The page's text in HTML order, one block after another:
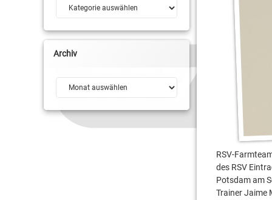
Robert Borchert
Roland Winterstein
RSV Basketball
Sömmeringhalle
Tobias Lange
USV Potsdam
RSV-
des RSV
Potsdam am
Trainer Jaime
Regionalliga
USV Potsdam
Kategorien
Archiv
Archiv